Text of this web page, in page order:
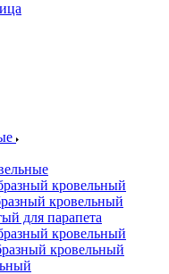
кровельный
кровельный
для парапета
кровельный
кровельный